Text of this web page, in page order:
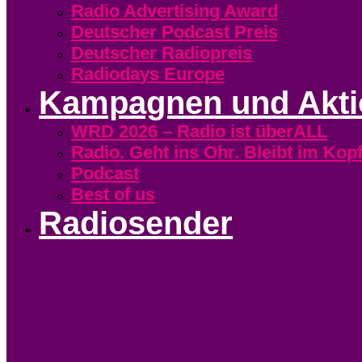
Radio Advertising Award
Deutscher Podcast Preis
Deutscher Radiopreis
Radiodays Europe
Kampagnen und
WRD 2026 – Radio ist überALL
Radio. Geht ins Ohr. Bleibt im
Podcast
Best of us
Radiosender